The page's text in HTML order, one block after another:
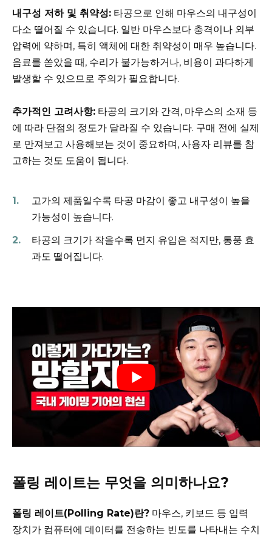
내구성 저하 및 취약성: 타공으로 인해 마우스의 내구성이
다소 떨어질 수 있습니다. 일반 마우스보다 충격이나 외부
압력에 약하며, 특히 액체에 대한 취약성이 매우 높습니다.
음료를 쏟았을 때, 수리가 불가능하거나, 비용이 과다하게
발생할 수 있으므로 주의가 필요합니다.
추가적인 고려사항: 타공의 크기와 간격, 마우스의 소재 등
에 따라 단점의 정도가 달라질 수 있습니다. 구매 전에 실제
로 만져보고 사용해보는 것이 중요하며, 사용자 리뷰를 참
고하는 것도 도움이 됩니다.
고가의 제품일수록 타공 마감이 좋고 내구성이 높을
가능성이 높습니다.
타공의 크기가 작을수록 먼지 유입은 적지만, 통풍 효
과도 떨어집니다.
폴링 레이트는 무엇을 의미하나요?
폴링 레이트(Polling Rate)란? 마우스, 키보드 등 입력
장치가 컴퓨터에 데이터를 전송하는 빈도를 나타내는 수치